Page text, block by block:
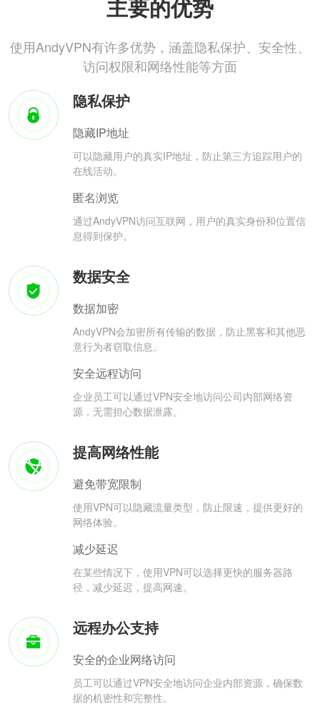
主要的优势
使用AndyVPN有许多优势，涵盖隐私保护、安全性、
访问权限和网络性能等方面
隐私保护
隐藏IP地址
可以隐藏用户的真实IP地址，防止第三方追踪用户的
在线活动。
匿名浏览
通过AndyVPN访问互联网，用户的真实身份和位置信
息得到保护。
数据安全
数据加密
AndyVPN会加密所有传输的数据，防止黑客和其他恶
意行为者窃取信息。
安全远程访问
企业员工可以通过VPN安全地访问公司内部网络资
源，无需担心数据泄露。
提高网络性能
避免带宽限制
使用VPN可以隐藏流量类型，防止限速，提供更好的
网络体验。
减少延迟
在某些情况下，使用VPN可以选择更快的服务器路
径，减少延迟，提高网速。
远程办公支持
安全的企业网络访问
员工可以通过VPN安全地访问企业内部资源，确保数
据的机密性和完整性。